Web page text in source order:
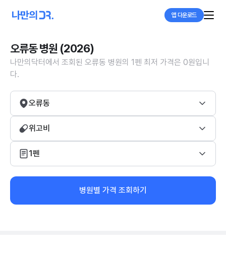
앱 다운로드
오류동 병원 (2026)
나만의닥터에서 조회된 오류동 병원의 1펜 최저 가격은 0원입니
다.
오류동
위고비
1펜
병원별 가격 조회하기